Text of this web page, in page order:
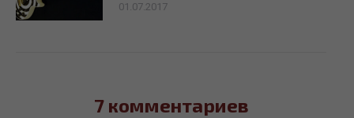
01.07.2017
7 комментариев